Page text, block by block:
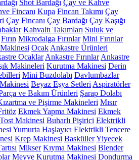
Shot Bardağı Çay ve Kahve
Fincanı Kupa Fincan Takımı Çay
Çay Fincanı Çay Bardağı Çay Kaşığı
Kahvaltı Takımları Suluk ve
Fırın Mikrodalga Fırınlar Mini Fırınlar
Ocak Ankastre Ürünleri
Ocaklar Ankastre Fırınlar Ankastre
Makineleri Kurutma Makinesi Derin
Mini Buzdolabı Davlumbazlar
Beyaz Eşya Setleri Aspiratörler
ve Bakım Ürünleri Şarap Dolabı
ve Pişirme Makineleri Mısır
Ekmek Yapma Makinesi Ekmek
Tost Makinesi Buharlı Pişirici Elektrikli
Yumurta Haşlayıcı Elektrikli Tencere
Krep Makinesi BasküllerYiyecek
Mikser Kıyma Makinesi Blender
Meyve Kurutma Makinesi Dondurma